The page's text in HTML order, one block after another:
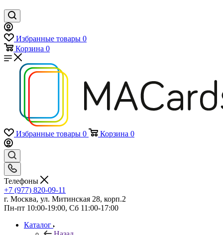
Избранные товары 0
Корзина 0
Избранные товары 0 Корзина 0
Телефоны
+7 (977) 820-09-11
г. Москва, ул. Митинская 28, корп.2
Пн-пт 10:00-19:00, Сб 11:00-17:00
Каталог